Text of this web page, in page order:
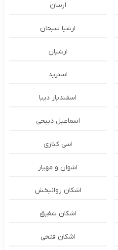
ارسان
ارشیا سبحان
ارشیان
استرید
اسفندیار دیبا
اسماعیل ذبیحی
اسی کناری
اشوان و مهیار
اشکان روانبخش
اشکان شفیق
اشکان فتحی